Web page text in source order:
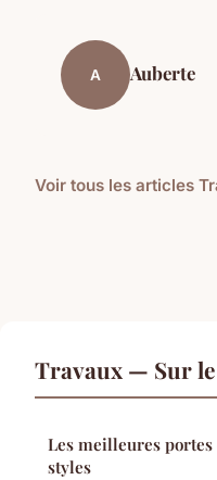
A Auberte
Voir tous les articles
Travaux — Sur
Les meilleures portes
styles